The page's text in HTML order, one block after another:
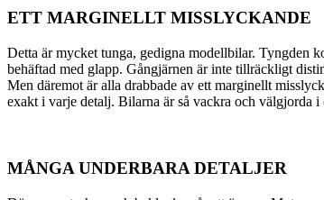
ETT MARGINELLT MISSLYCKANDE
Detta är mycket tunga, gedigna modellbilar. Tyngden
behäftad med glapp. Gångjärnen är inte tillräckligt
Men däremot är alla drabbade av ett marginellt
exakt i varje detalj. Bilarna är så vackra och välgjorda
MÅNGA UNDERBARA DETALJER